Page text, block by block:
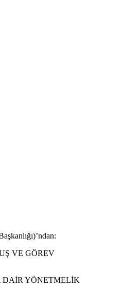
VE GÖREV
YÖNETMELİK